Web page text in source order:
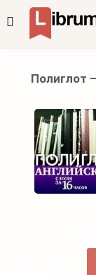
Полиглот